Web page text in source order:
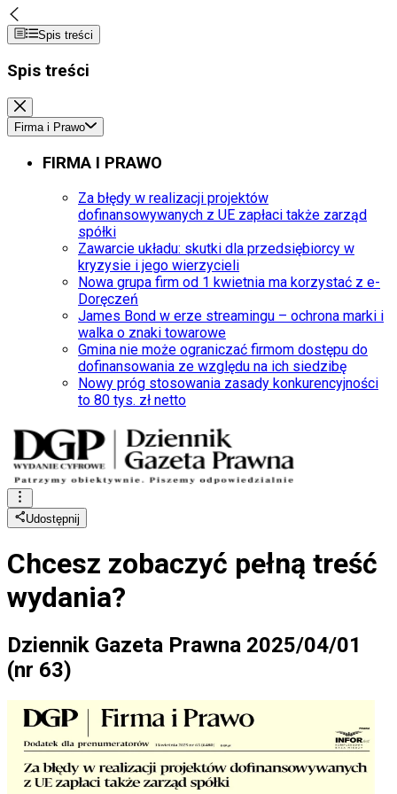
Spis treści
Spis treści
Firma i Prawo
FIRMA I PRAWO
Za błędy w realizacji projektów
dofinansowywanych z UE zapłaci także zarząd
spółki
Zawarcie układu: skutki dla przedsiębiorcy w
kryzysie i jego wierzycieli
Nowa grupa firm od 1 kwietnia ma korzystać z e-
Doręczeń
James Bond w erze streamingu – ochrona marki i
walka o znaki towarowe
Gmina nie może ograniczać firmom dostępu do
dofinansowania ze względu na ich siedzibę
Nowy próg stosowania zasady konkurencyjności
to 80 tys. zł netto
Udostępnij
Chcesz zobaczyć pełną treść
wydania?
Dziennik Gazeta Prawna 2025/04/01
(nr 63)